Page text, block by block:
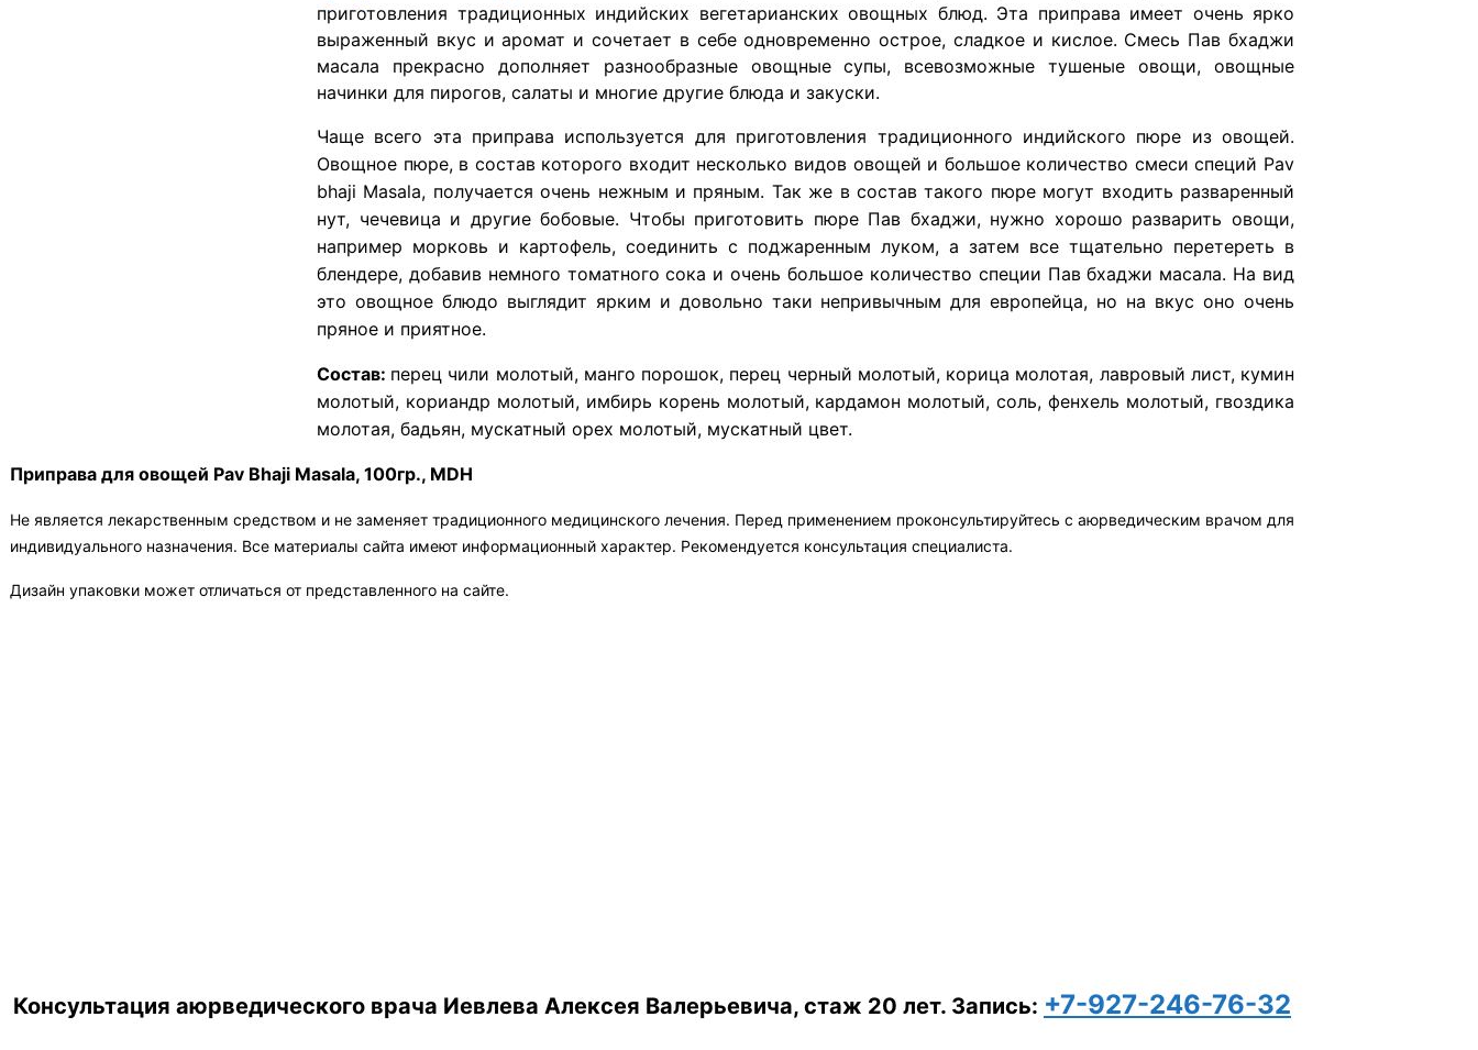
приготовления традиционных индийских вегетарианских овощных блюд. Эта приправа имеет очень ярко
выраженный вкус и аромат и сочетает в себе одновременно острое, сладкое и кислое. Смесь Пав бхаджи
масала прекрасно дополняет разнообразные овощные супы, всевозможные тушеные овощи, овощные
начинки для пирогов, салаты и многие другие блюда и закуски.
Чаще всего эта приправа используется для приготовления традиционного индийского пюре из овощей.
Овощное пюре, в состав которого входит несколько видов овощей и большое количество смеси специй Pav
bhaji Masala, получается очень нежным и пряным. Так же в состав такого пюре могут входить разваренный
нут, чечевица и другие бобовые. Чтобы приготовить пюре Пав бхаджи, нужно хорошо разварить овощи,
например морковь и картофель, соединить с поджаренным луком, а затем все тщательно перетереть в
блендере, добавив немного томатного сока и очень большое количество специи Пав бхаджи масала. На вид
это овощное блюдо выглядит ярким и довольно таки непривычным для европейца, но на вкус оно очень
пряное и приятное.
Состав: перец чили молотый, манго порошок, перец черный молотый, корица молотая, лавровый лист, кумин
молотый, кориандр молотый, имбирь корень молотый, кардамон молотый, соль, фенхель молотый, гвоздика
молотая, бадьян, мускатный орех молотый, мускатный цвет.
Приправа для овощей Pav Bhaji Masala, 100гр., MDH
Не является лекарственным средством и не заменяет традиционного медицинского лечения. Перед применением проконсультируйтесь с аюрведическим врачом для
индивидуального назначения. Все материалы сайта имеют информационный характер. Рекомендуется консультация специалиста.
Дизайн упаковки может отличаться от представленного на сайте.
Консультация аюрведического врача Иевлева Алексея Валерьевича, стаж 20 лет. Запись: +7-927-246-76-32